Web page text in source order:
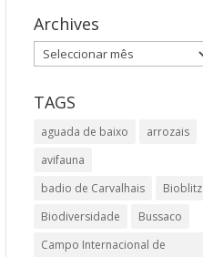
Archives
Archives
TAGS
aguada de baixo
arrozais
avifauna
badio de Carvalhais
Bioblitz
Biodiversidade
Bussaco
Campo Internacional de